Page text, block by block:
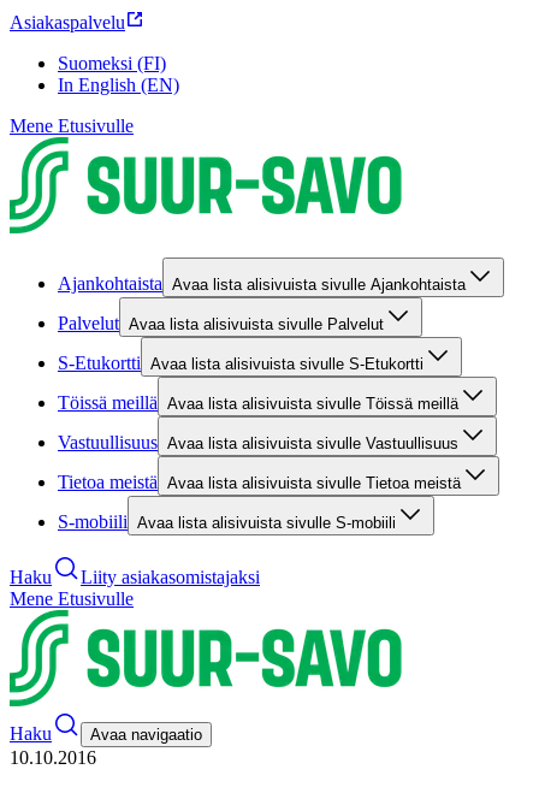
Asiakaspalvelu
Suomeksi (FI)
In English (EN)
Mene Etusivulle
Ajankohtaista Avaa lista alisivuista sivulle Ajankohtaista
Palvelut Avaa lista alisivuista sivulle Palvelut
S-Etukortti Avaa lista alisivuista sivulle S-Etukortti
Töissä meillä Avaa lista alisivuista sivulle Töissä meillä
Vastuullisuus Avaa lista alisivuista sivulle Vastuullisuus
Tietoa meistä Avaa lista alisivuista sivulle Tietoa meistä
S-mobiili Avaa lista alisivuista sivulle S-mobiili
Haku
Liity asiakasomistajaksi
Mene Etusivulle
Haku Avaa navigaatio
10.10.2016